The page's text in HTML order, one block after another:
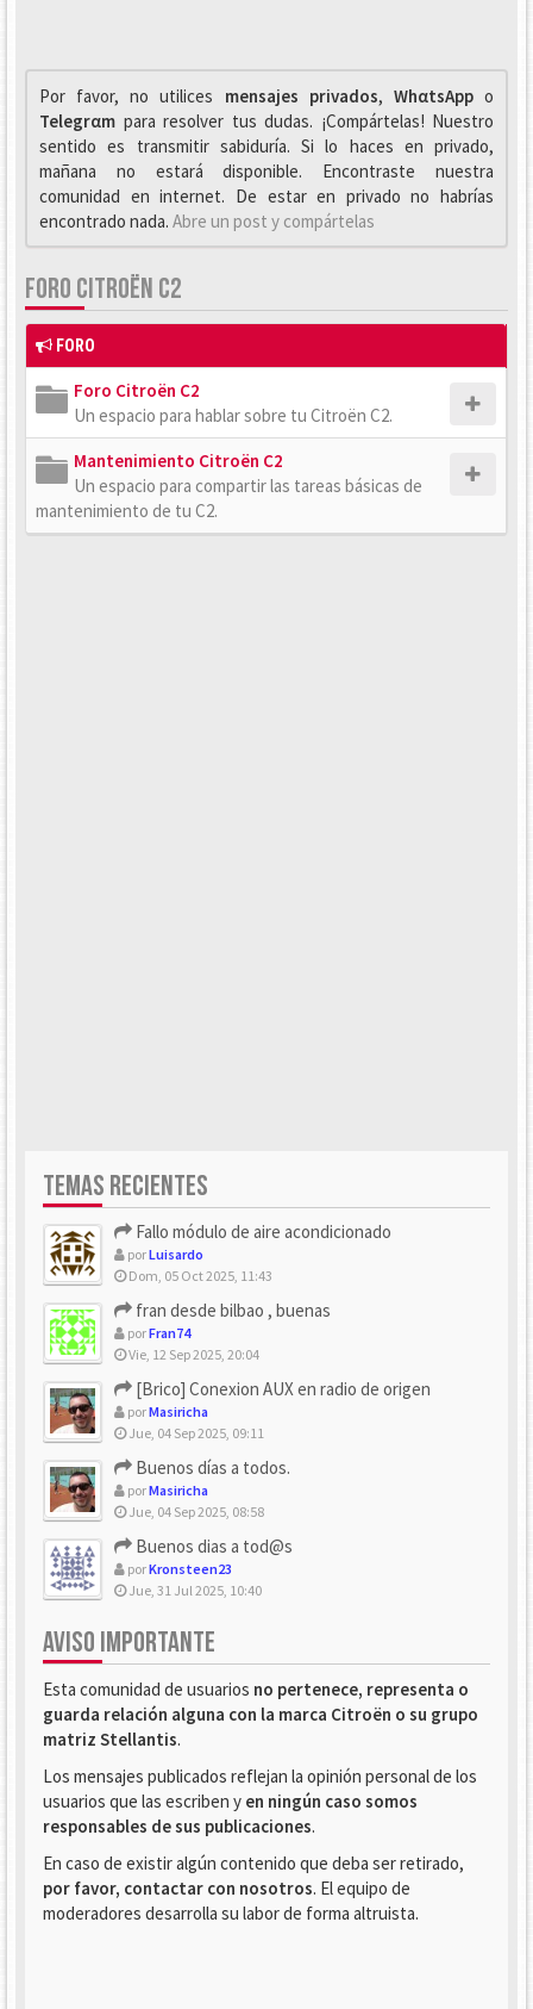
Por favor, no utilices mensajes privados, WhαtsAppo
Telegrαm para resolver tus dudas. ¡Compártelas! Nuestro
sentido es transmitir sabiduría. Si lo haces en privado,
mañana no estará disponible. Encontraste nuestra
comunidad en internet. De estar en privado no habrías
encontrado nada. Abre un post y compártelas
FORO CITROËN C2
FORO
Foro Citroën C2
Un espacio para hablar sobre tu Citroën C2.
Mantenimiento Citroën C2
Un espacio para compartir las tareas básicas de
mantenimiento de tu C2.
TEMAS RECIENTES
Fallo módulo de aire acondicionado
porLuisardo
Dom, 05 Oct 2025, 11:43
fran desde bilbao , buenas
porFran74
Vie, 12 Sep 2025, 20:04
[Brico] Conexion AUX en radio de origen
porMasiricha
Jue, 04 Sep 2025, 09:11
Buenos días a todos.
porMasiricha
Jue, 04 Sep 2025, 08:58
Buenos dias a tod@s
porKronsteen23
Jue, 31 Jul 2025, 10:40
AVISO IMPORTANTE
Esta comunidad de usuarios no pertenece, representa o
guarda relación alguna con la marca Citroën o su grupo
matriz Stellantis.
Los mensajes publicados reflejan la opinión personal de los
usuarios que las escriben y en ningún caso somos
responsables de sus publicaciones.
En caso de existir algún contenido que deba ser retirado,
por favor, contactar con nosotros. El equipo de
moderadores desarrolla su labor de forma altruista.